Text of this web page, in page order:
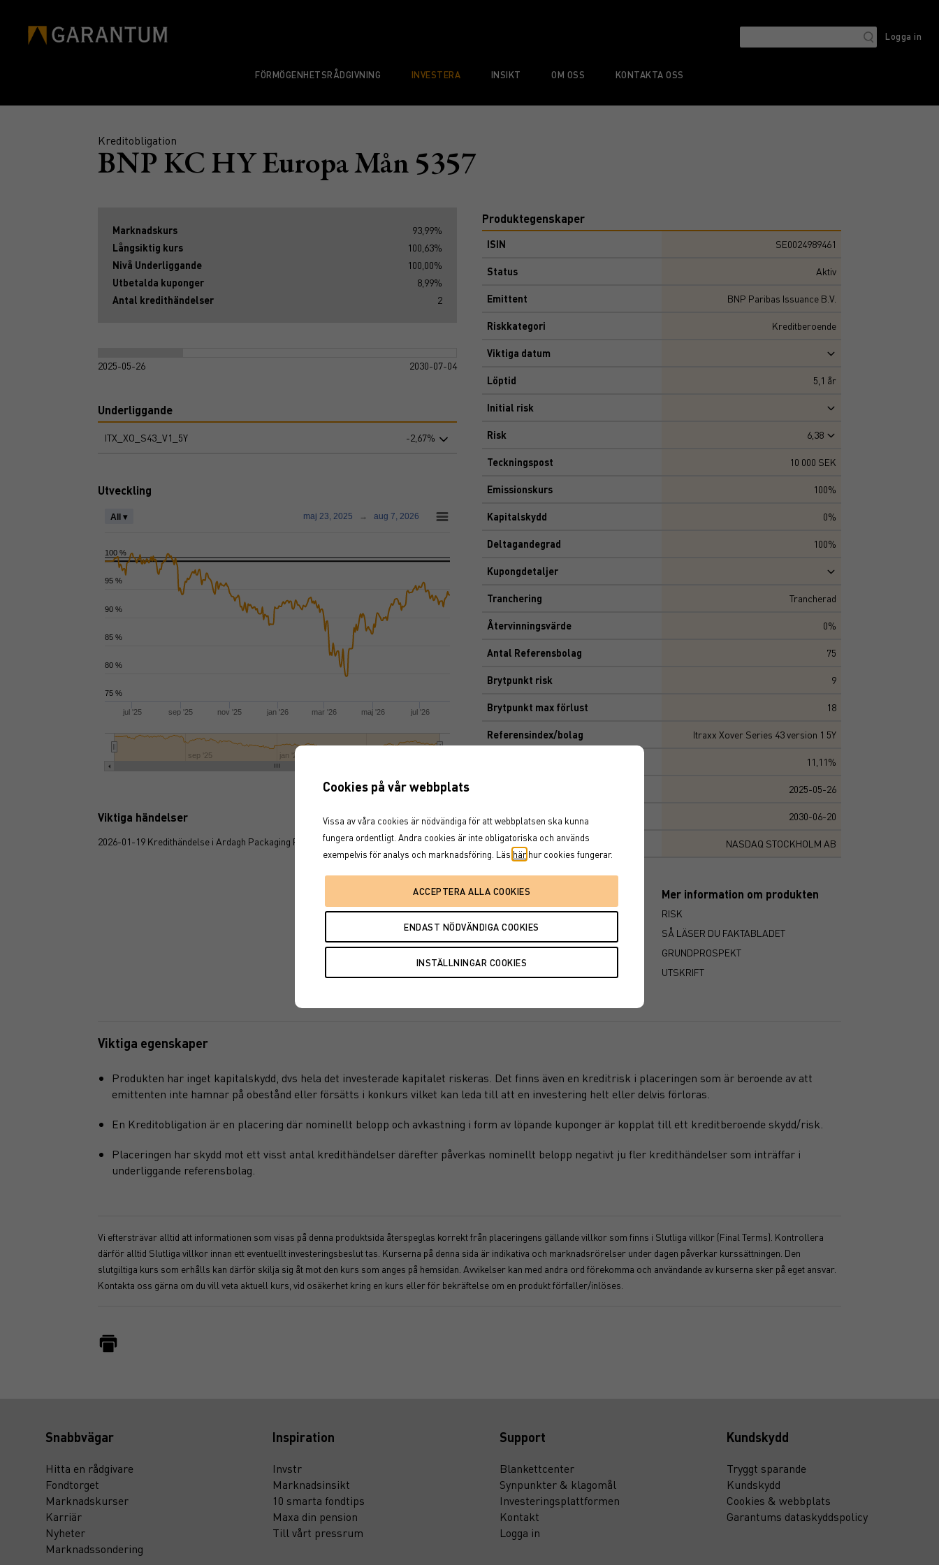
Logga in
FÖRMÖGENHETSRÅDGIVNING INVESTERA INSIKT OM OSS KONTAKTA OSS
Kreditobligation
BNP KC HY Europa Mån 5357
Marknadskurs
93,99%
Långsiktig kurs
100,63%
Nivå Underliggande
100,00%
Utbetalda kuponger
8,99%
Antal kredithändelser
2
2025-05-26 2030-07-04
Underliggande
ITX_XO_S43_V1_5Y -2,67%
Utveckling
jul '25 sep '25 nov '25 jan '26 mar '26 maj '26 jul '26
sep '25 jan '26
75 %
80 %
85 %
90 %
95 %
100 %
All ▾ maj 23, 2025 → aug 7, 2026
Viktiga händelser
2026-01-19 Kredithändelse i Ardagh Packaging Finance
Produktegenskaper
ISIN SE0024989461
Status Aktiv
Emittent BNP Paribas Issuance B.V.
Riskkategori Kreditberoende
Viktiga datum
Löptid 5,1 år
Initial risk
Risk 6,38
Teckningspost 10 000 SEK
Emissionskurs 100%
Kapitalskydd 0%
Deltagandegrad 100%
Kupongdetaljer
Tranchering Trancherad
Återvinningsvärde 0%
Antal Referensbolag 75
Brytpunkt risk 9
Brytpunkt max förlust 18
Referensindex/bolag Itraxx Xover Series 43 version 1 5Y
11,11%
2025-05-26
Kreditrisk slut 2030-06-20
Marknadsplats NASDAQ STOCKHOLM AB
Dokument
BROSCHYR
FAKTABLAD
Mer information om produkten
RISK
SÅ LÄSER DU FAKTABLADET
GRUNDPROSPEKT
UTSKRIFT
Viktiga egenskaper
Produkten har inget kapitalskydd, dvs hela det investerade kapitalet riskeras. Det finns även en kreditrisk i placeringen som är beroende av att
emittenten inte hamnar på obestånd eller försätts i konkurs vilket kan leda till att en investering helt eller delvis förloras.
En Kreditobligation är en placering där nominellt belopp och avkastning i form av löpande kuponger är kopplat till ett kreditberoende skydd/risk.
Placeringen har skydd mot ett visst antal kredithändelser därefter påverkas nominellt belopp negativt ju fler kredithändelser som inträffar i
underliggande referensbolag.
Vi eftersträvar alltid att informationen som visas på denna produktsida återspeglas korrekt från placeringens gällande villkor som finns i Slutliga villkor (Final Terms). Kontrollera
därför alltid Slutliga villkor innan ett eventuellt investeringsbeslut tas. Kurserna på denna sida är indikativa och marknadsrörelser under dagen påverkar kurssättningen. Den
slutgiltiga kurs som erhålls kan därför skilja sig åt mot den kurs som anges på hemsidan. Avvikelser kan med andra ord förekomma och användande av kurserna sker på eget ansvar.
Kontakta oss gärna om du vill veta aktuell kurs, vid osäkerhet kring en kurs eller för bekräftelse om en produkt förfaller/inlöses.
Snabbvägar
Hitta en rådgivare
Fondtorget
Marknadskurser
Karriär
Nyheter
Marknadssondering
Inspiration
Invstr
Marknadsinsikt
10 smarta fondtips
Maxa din pension
Till vårt pressrum
Support
Blankettcenter
Synpunkter & klagomål
Investeringsplattformen
Kontakt
Logga in
Kundskydd
Tryggt sparande
Kundskydd
Cookies & webbplats
Garantums dataskyddspolicy
Cookies på vår webbplats
Vissa av våra cookies är nödvändiga för att webbplatsen ska kunna
fungera ordentligt. Andra cookies är inte obligatoriska och används
exempelvis för analys och marknadsföring. Läs här hur cookies fungerar.